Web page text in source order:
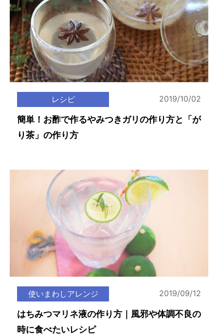
レシピ 2019/10/02
簡単！お酢で作るやみつきガリの作り方と「が
り茶」の作り方
使いまわしアレンジ 2019/09/12
はちみつマリネ液の作り方｜風邪や体調不良の
時に食べたいレシピ